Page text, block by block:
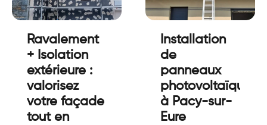
Ravalement
+ Isolation
extérieure :
valorisez
votre façade
tout en
Installation
de
panneaux
photovoltaïques
à Pacy-sur-
Eure